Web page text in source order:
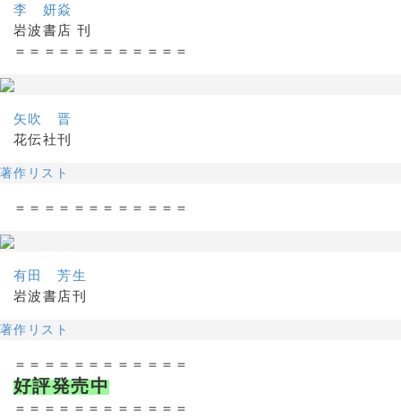
李 妍焱
岩波書店 刊
＝＝＝＝＝＝＝＝＝＝＝＝
矢吹 晋
花伝社刊
著作リスト
＝＝＝＝＝＝＝＝＝＝＝＝
有田 芳生
岩波書店刊
著作リスト
＝＝＝＝＝＝＝＝＝＝＝＝
好評発売中
＝＝＝＝＝＝＝＝＝＝＝＝